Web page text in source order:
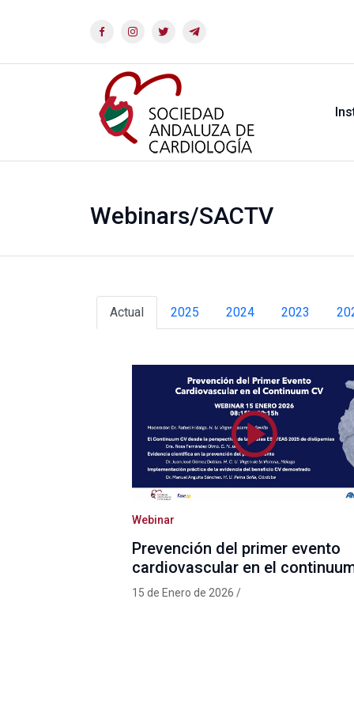
Webinars/SACTV
Actual 2025 2024 2023
Webinar
Prevención del primer evento
cardiovascular en el
15 de Enero de 2026 /